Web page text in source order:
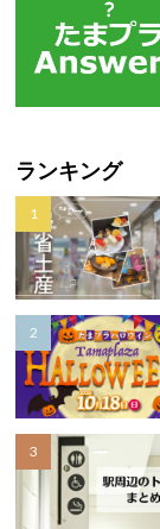
ランキング